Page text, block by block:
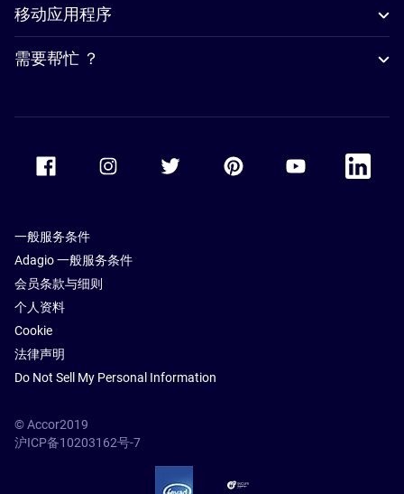
移动应用程序
需要帮忙 ？
Accor Youtube
Accor
一般服务条件
Adagio 一般服务条件
会员条款与细则
个人资料
Cookie
法律声明
Do Not Sell My Personal Information
© Accor2019
沪ICP备10203162号-7